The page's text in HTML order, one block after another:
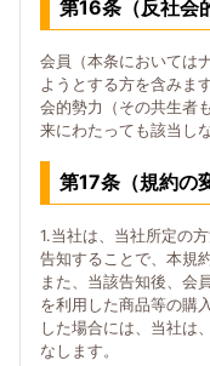
第16条（反社会
会員（本条においては
ようとする方を含みま
会的勢力（その共生者
来にわたっても該当し
第17条（規約の
1.当社は、当社所定の
告知することで、本規
また、当該告知後、会
を利用した商品等の購
した場合には、当社は
なします。